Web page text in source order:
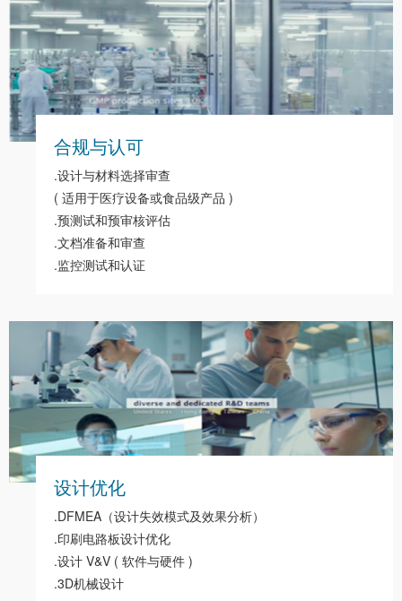
合规与认可
.设计与材料选择审查
( 适用于医疗设备或食品级产品 )
.预测试和预审核评估
.文档准备和审查
.监控测试和认证
设计优化
.DFMEA（设计失效模式及效果分析）
.印刷电路板设计优化
.设计 V&V ( 软件与硬件 )
.3D机械设计